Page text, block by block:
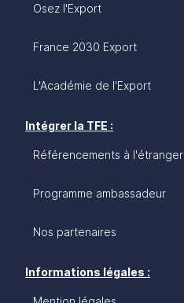
Osez l'Export
France 2030 Export
L'Académie de l'Export
Intégrer la TFE :
Référencements à l'étranger
Programme ambassadeur
Nos partenaires
Informations légales :